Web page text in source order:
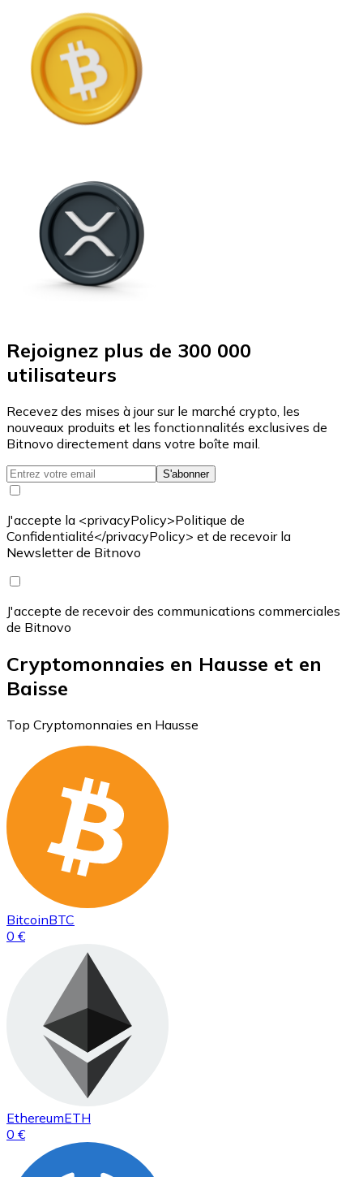
Rejoignez plus de 300 000
utilisateurs
Recevez des mises à jour sur le marché crypto, les
nouveaux produits et les fonctionnalités exclusives de
Bitnovo directement dans votre boîte mail.
S'abonner
J'accepte la <privacyPolicy>Politique de
Confidentialité</privacyPolicy> et de recevoir la
Newsletter de Bitnovo
J'accepte de recevoir des communications commerciales
de Bitnovo
Cryptomonnaies en Hausse et en
Baisse
Top Cryptomonnaies en Hausse
BitcoinBTC
0 €
EthereumETH
0 €